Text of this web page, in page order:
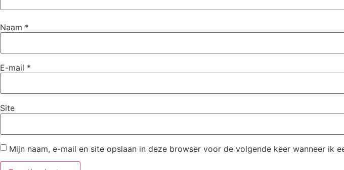
Naam *
E-mail *
Site
Mijn naam, e-mail en site opslaan in deze browser voor de volgende keer wanneer ik